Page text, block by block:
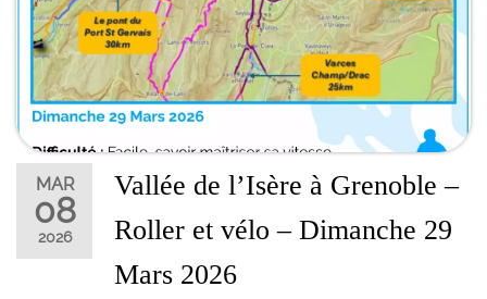
MAR
08
2026
Vallée de l’Isère à Grenoble –
Roller et vélo – Dimanche 29
Mars 2026